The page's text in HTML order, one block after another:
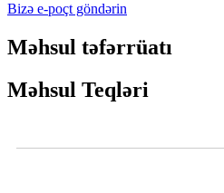
Bizə e-poçt göndərin
Məhsul təfərrüatı
Məhsul Teqləri